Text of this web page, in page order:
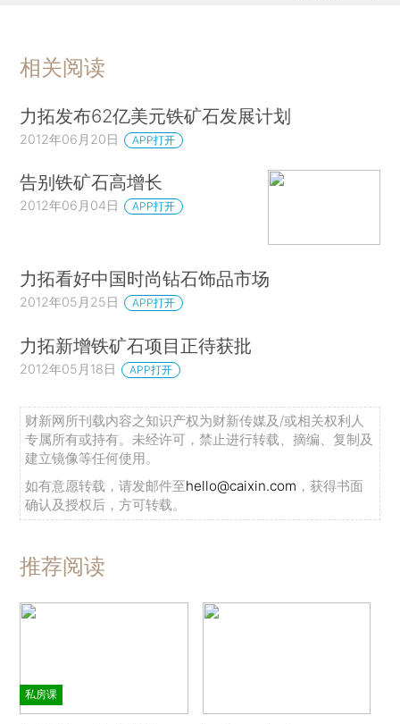
相关阅读
力拓发布62亿美元铁矿石发展计划
2012年06月20日 APP打开
告别铁矿石高增长
2012年06月04日 APP打开
力拓看好中国时尚钻石饰品市场
2012年05月25日 APP打开
力拓新增铁矿石项目正待获批
2012年05月18日 APP打开
财新网所刊载内容之知识产权为财新传媒及/或相关权利人
专属所有或持有。未经许可，禁止进行转载、摘编、复制及
建立镜像等任何使用。
如有意愿转载，请发邮件至hello@caixin.com ，获得书面
确认及授权后，方可转载。
推荐阅读
私房课